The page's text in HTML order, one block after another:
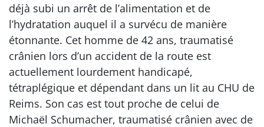
déjà subi un arrêt de l’alimentation et de
l’hydratation auquel il a survécu de manière
étonnante. Cet homme de 42 ans, traumatisé
crânien lors d’un accident de la route est
actuellement lourdement handicapé,
tétraplégique et dépendant dans un lit au CHU de
Reims. Son cas est tout proche de celui de
Michaël Schumacher, traumatisé crânien avec de